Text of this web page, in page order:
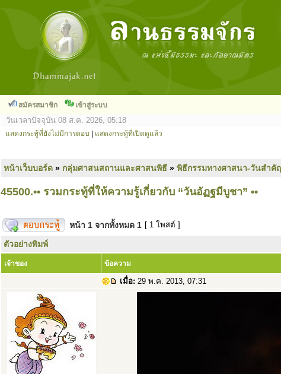
สมัครสมาชิก เข้าสู่ระบบ
วันเวลาปัจจุบัน 08 ส.ค. 2026, 05:18
แสดงกระทู้ที่ยังไม่มีการตอบ แสดงกระทู้ที่เปิดดูแล้ว
หน้าเว็บบอร์ด » กลุ่มศาสนสถานและศาสนพิธี » พิธีกรรมทางศาสนา-วันสำคั
45500.•• รวมกระทู้ที่ให้ความรู้เกี่ยวกับ “วันอัฏฐมีบูชา” ••
หน้า 1 จากทั้งหมด 1 [ 1 โพสต์ ]
ตัวอย่างพิมพ์
เจ้าของ ข้อความ
เมื่อ: 29 พ.ค. 2013, 07:31